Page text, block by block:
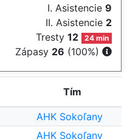
I. Asistencie 9
II. Asistencie 2
Tresty12 24 min
Zápasy 26 (100%)
Tím
AHK Sokoľany
AHK Sokoľany